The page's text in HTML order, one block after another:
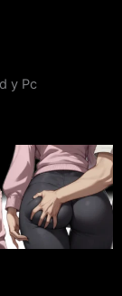
y Pc